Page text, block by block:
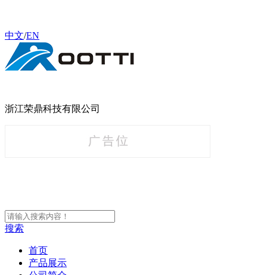
中文/EN
浙江荣鼎科技有限公司
搜索
首页
产品展示